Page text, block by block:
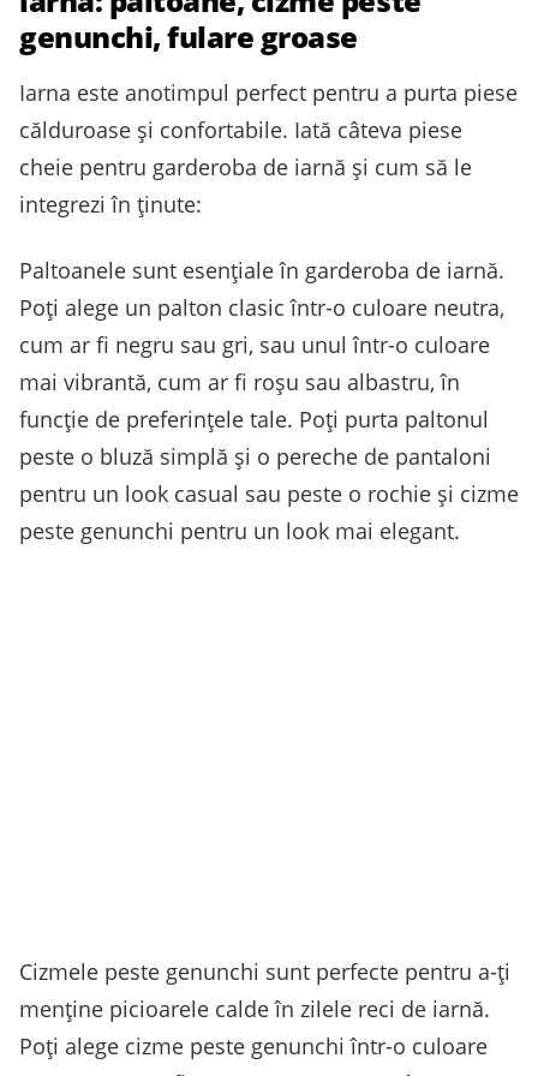
genunchi, fulare groase
Iarna este anotimpul perfect pentru a purta piese
călduroase și confortabile. Iată câteva piese
cheie pentru garderoba de iarnă și cum să le
integrezi în ținute:
Paltoanele sunt esențiale în garderoba de iarnă.
Poți alege un palton clasic într-o culoare neutra,
cum ar fi negru sau gri, sau unul într-o culoare
mai vibrantă, cum ar fi roșu sau albastru, în
funcție de preferințele tale. Poți purta paltonul
peste o bluză simplă și o pereche de pantaloni
pentru un look casual sau peste o rochie și cizme
peste genunchi pentru un look mai elegant.
Cizmele peste genunchi sunt perfecte pentru a-ți
menține picioarele calde în zilele reci de iarnă.
Poți alege cizme peste genunchi într-o culoare